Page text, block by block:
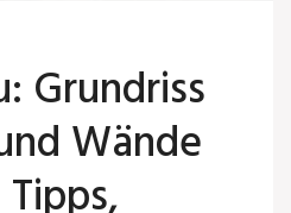
Grundriss
Wände